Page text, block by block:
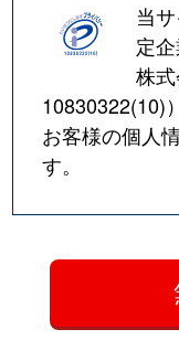
当
定
株
10830322(10)
お客様の個人
す。